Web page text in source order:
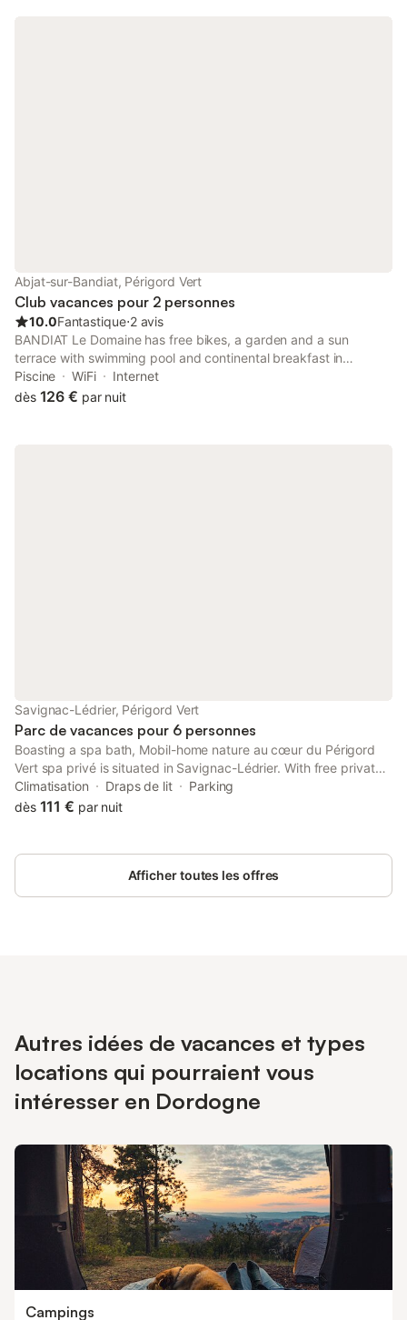
Abjat-sur-Bandiat, Périgord Vert
Club vacances pour 2 personnes
10.0Fantastique⋅2 avis
BANDIAT Le Domaine has free bikes, a garden and a sun
terrace with swimming pool and continental breakfast in
Fargeas. Offering a bar, the property is located within 16 km of
Rochechouart - Nature Park.
Piscine WiFi
Internet
dès 126 € par nuit
Savignac-Lédrier, Périgord Vert
Parc de vacances pour 6 personnes
Boasting a spa bath, Mobil-home nature au cœur du Périgord
Vert spa privé is situated in Savignac-Lédrier. With free private
parking, the property is 47 km from Lascaux and 20 km from
Hautefort Castle.
Climatisation Draps de lit
Parking
dès 111 € par nuit
Afficher toutes les offres
Autres idées de vacances et types
locations qui pourraient vous
intéresser en Dordogne
Campings